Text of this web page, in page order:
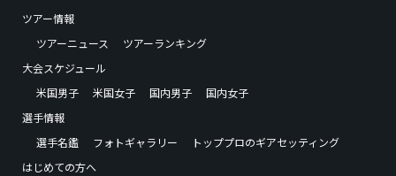
ツアー情報
ツアーニュース
ツアーランキング
大会スケジュール
米国男子
米国女子 国内男子
国内女子
選手情報
選手名鑑
フォトギャラリー
トッププロのギアセッティング
はじめての方へ